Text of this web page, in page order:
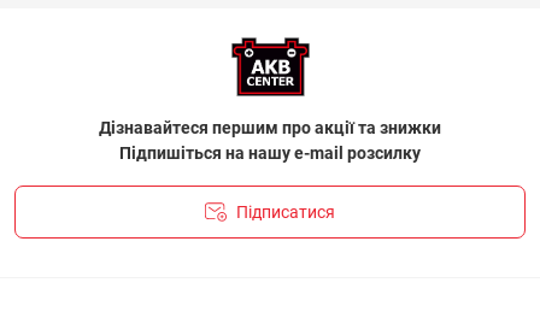
Дізнавайтеся першим про акції та знижки
Підпишіться на нашу e-mail розсилку
Підписатися